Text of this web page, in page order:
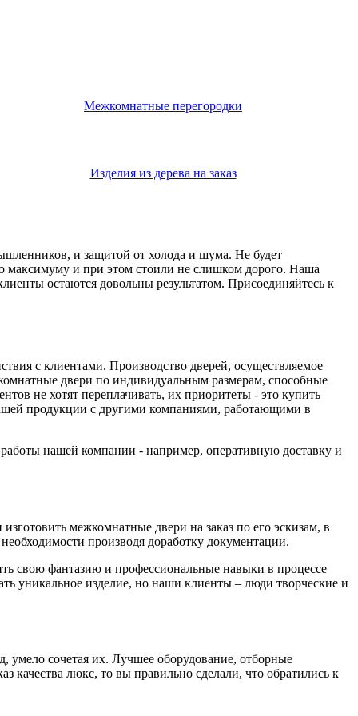
Межкомнатные перегородки
Изделия из дерева на заказ
и защитой от холода и шума. Не будет
максимуму и при этом стоили не слишком дорого. Наша
остаются довольны результатом. Присоединяйтесь к
с клиентами. Производство дверей, осуществляемое
двери по индивидуальным размерам, способные
не хотят переплачивать, их приоритеты - это купить
продукции с другими компаниями, работающими в
нашей компании - например, оперативную доставку и
межкомнатные двери на заказ по его эскизам, в
производя доработку документации.
свою фантазию и профессиональные навыки в процессе
уникальное изделие, но наши клиенты – люди творческие и
умело сочетая их. Лучшее оборудование, отборные
люкс, то вы правильно сделали, что обратились к